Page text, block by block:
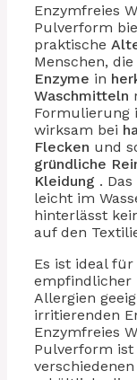
Enzymfreies
Pulverform
praktische
Menschen, die
Enzyme in
Waschmitteln
Formulierung
wirksam bei
Flecken und
gründliche
Kleidung .
leicht im
hinterlässt
auf den
Es ist ideal
empfindlicher
Allergien
irritierenden
Enzymfreies
Pulverform ist